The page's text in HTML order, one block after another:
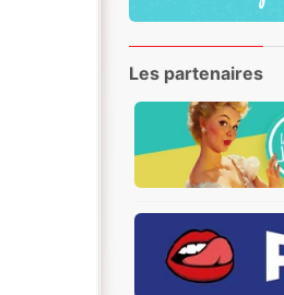
Les partenaires